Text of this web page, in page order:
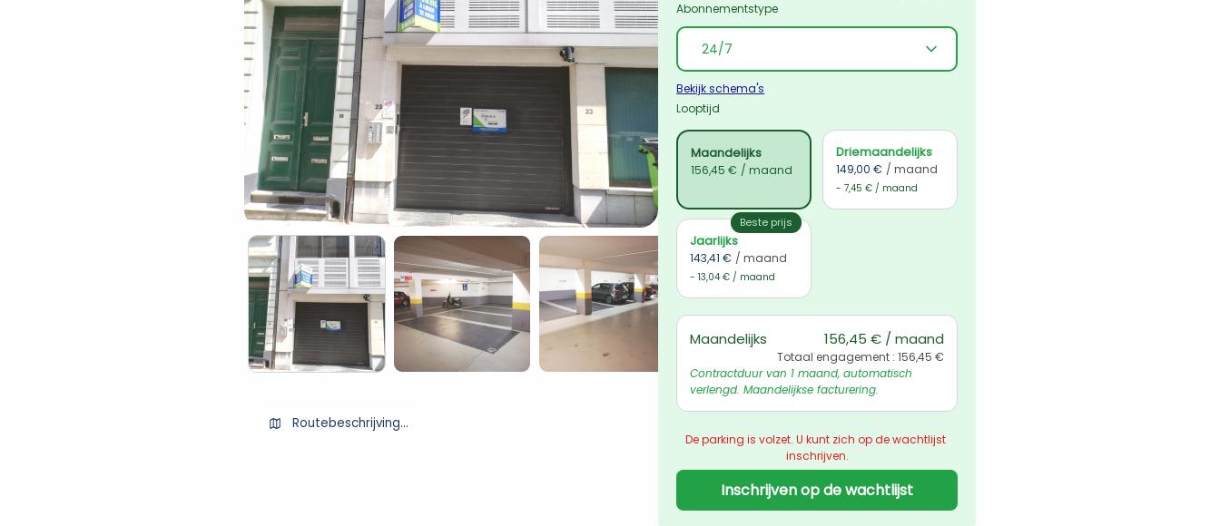
Routebeschrijving ophalen
Abonnementstype
Bekijk schema's
Looptijd
Maandelijks
156,45 € / maand
Driemaandelijks
149,00 € / maand
- 7,45 € / maand
Beste prijs
Jaarlijks
143,41 € / maand
- 13,04 € / maand
Maandelijks 156,45 € / maand
Totaal engagement : 156,45 €
Contractduur van 1 maand, automatisch
verlengd. Maandelijkse facturering.
De parking is volzet. U kunt zich op de wachtlijst
inschrijven.
Inschrijven op de wachtlijst